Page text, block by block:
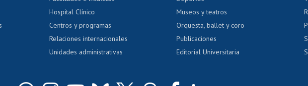
tecnológica Tarjeta TUI Acoso laboral, sexual y violencia
Hospital Clínico
Centros y programas
Relaciones internacionales
Unidades administrativas
Museos y teatros
Orquesta, ballet y coro
Publicaciones
Editorial Universitaria